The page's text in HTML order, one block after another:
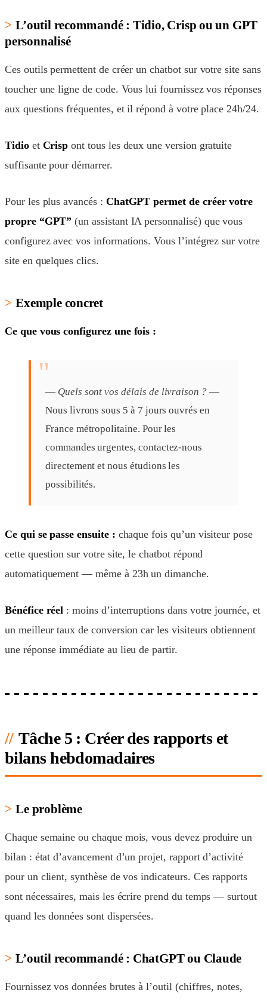
L’outil recommandé : Tidio, Crisp ou un GPT
personnalisé
Ces outils permettent de créer un chatbot sur votre site sans
toucher une ligne de code. Vous lui fournissez vos réponses
aux questions fréquentes, et il répond à votre place 24h/24.
Tidioet Crisp ont tous les deux une version gratuite
suffisante pour démarrer.
Pour les plus avancés : ChatGPT permet de créer votre
propre “GPT” (un assistant IA personnalisé) que vous
configurez avec vos informations. Vous l’intégrez sur votre
site en quelques clics.
Exemple concret
Ce que vous configurez une fois :
— Quels sont vos délais de livraison ?—
Nous livrons sous 5 à 7 jours ouvrés en
France métropolitaine. Pour les
commandes urgentes, contactez-nous
directement et nous étudions les
possibilités.
Ce qui se passe ensuite : chaque fois qu’un visiteur pose
cette question sur votre site, le chatbot répond
automatiquement — même à 23h un dimanche.
Bénéfice réel : moins d’interruptions dans votre journée, et
un meilleur taux de conversion car les visiteurs obtiennent
une réponse immédiate au lieu de partir.
Tâche 5 : Créer des rapports et
bilans hebdomadaires
Le problème
Chaque semaine ou chaque mois, vous devez produire un
bilan : état d’avancement d’un projet, rapport d’activité
pour un client, synthèse de vos indicateurs. Ces rapports
sont nécessaires, mais les écrire prend du temps — surtout
quand les données sont dispersées.
L’outil recommandé : ChatGPT ou Claude
Fournissez vos données brutes à l’outil (chiffres, notes,